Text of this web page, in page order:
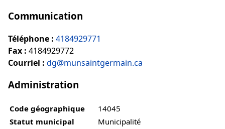
Communication
Téléphone : 4184929771
Fax : 4184929772
Courriel : dg@munsaintgermain.ca
Administration
Code géographique
14045
Statut municipal
Municipalité